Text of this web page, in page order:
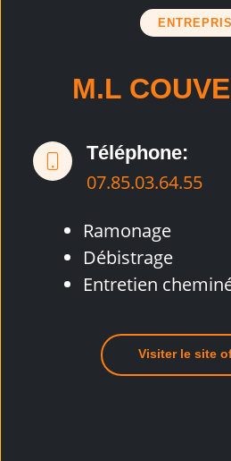
M.L
Téléphone:
07.85.03.64.55
Ramonage
Débistrage
Entretien
Visiter le site